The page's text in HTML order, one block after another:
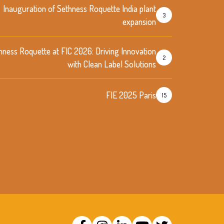
Inauguration of Sethness Roquette India plant
expansion
3
Roquette at FIC 2026: Driving Innovation
with Clean Label Solutions
2
FIE 2025 Paris 15